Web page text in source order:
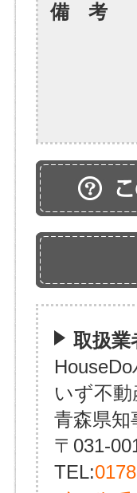
備 考
取扱業
いず不動
青森県知
〒031-
TEL: